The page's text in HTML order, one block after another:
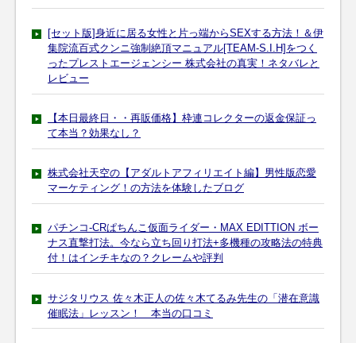
[セット版]身近に居る女性と片っ端からSEXする方法！＆伊
集院流百式クンニ強制絶頂マニュアル[TEAM-S.I.H]をつく
ったプレストエージェンシー 株式会社の真実！ネタバレと
レビュー
【本日最終日・・再販価格】枠連コレクターの返金保証っ
て本当？効果なし？
株式会社天空の【アダルトアフィリエイト編】男性版恋愛
マーケティング！の方法を体験したブログ
パチンコ-CRぱちんこ仮面ライダー・MAX EDITTION ボー
ナス直撃打法。今なら立ち回り打法+多機種の攻略法の特典
付！はインチキなの？クレームや評判
サジタリウス 佐々木正人の佐々木てるみ先生の「潜在意識
催眠法」レッスン！ 本当の口コミ